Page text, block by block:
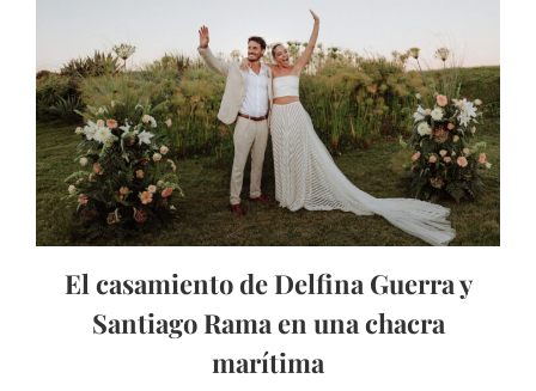
El casamiento de Delfina Guerra y
Santiago Rama en una chacra
marítima